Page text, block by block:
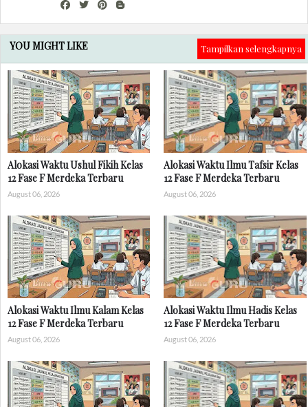
YOU MIGHT LIKE Tampilkan selengkapnya
Alokasi Waktu Ushul Fikih Kelas
12 Fase F Merdeka Terbaru
August 06, 2026
Alokasi Waktu Ilmu Tafsir Kelas
12 Fase F Merdeka Terbaru
August 06, 2026
Alokasi Waktu Ilmu Kalam Kelas
12 Fase F Merdeka Terbaru
August 06, 2026
Alokasi Waktu Ilmu Hadis Kelas
12 Fase F Merdeka Terbaru
August 06, 2026